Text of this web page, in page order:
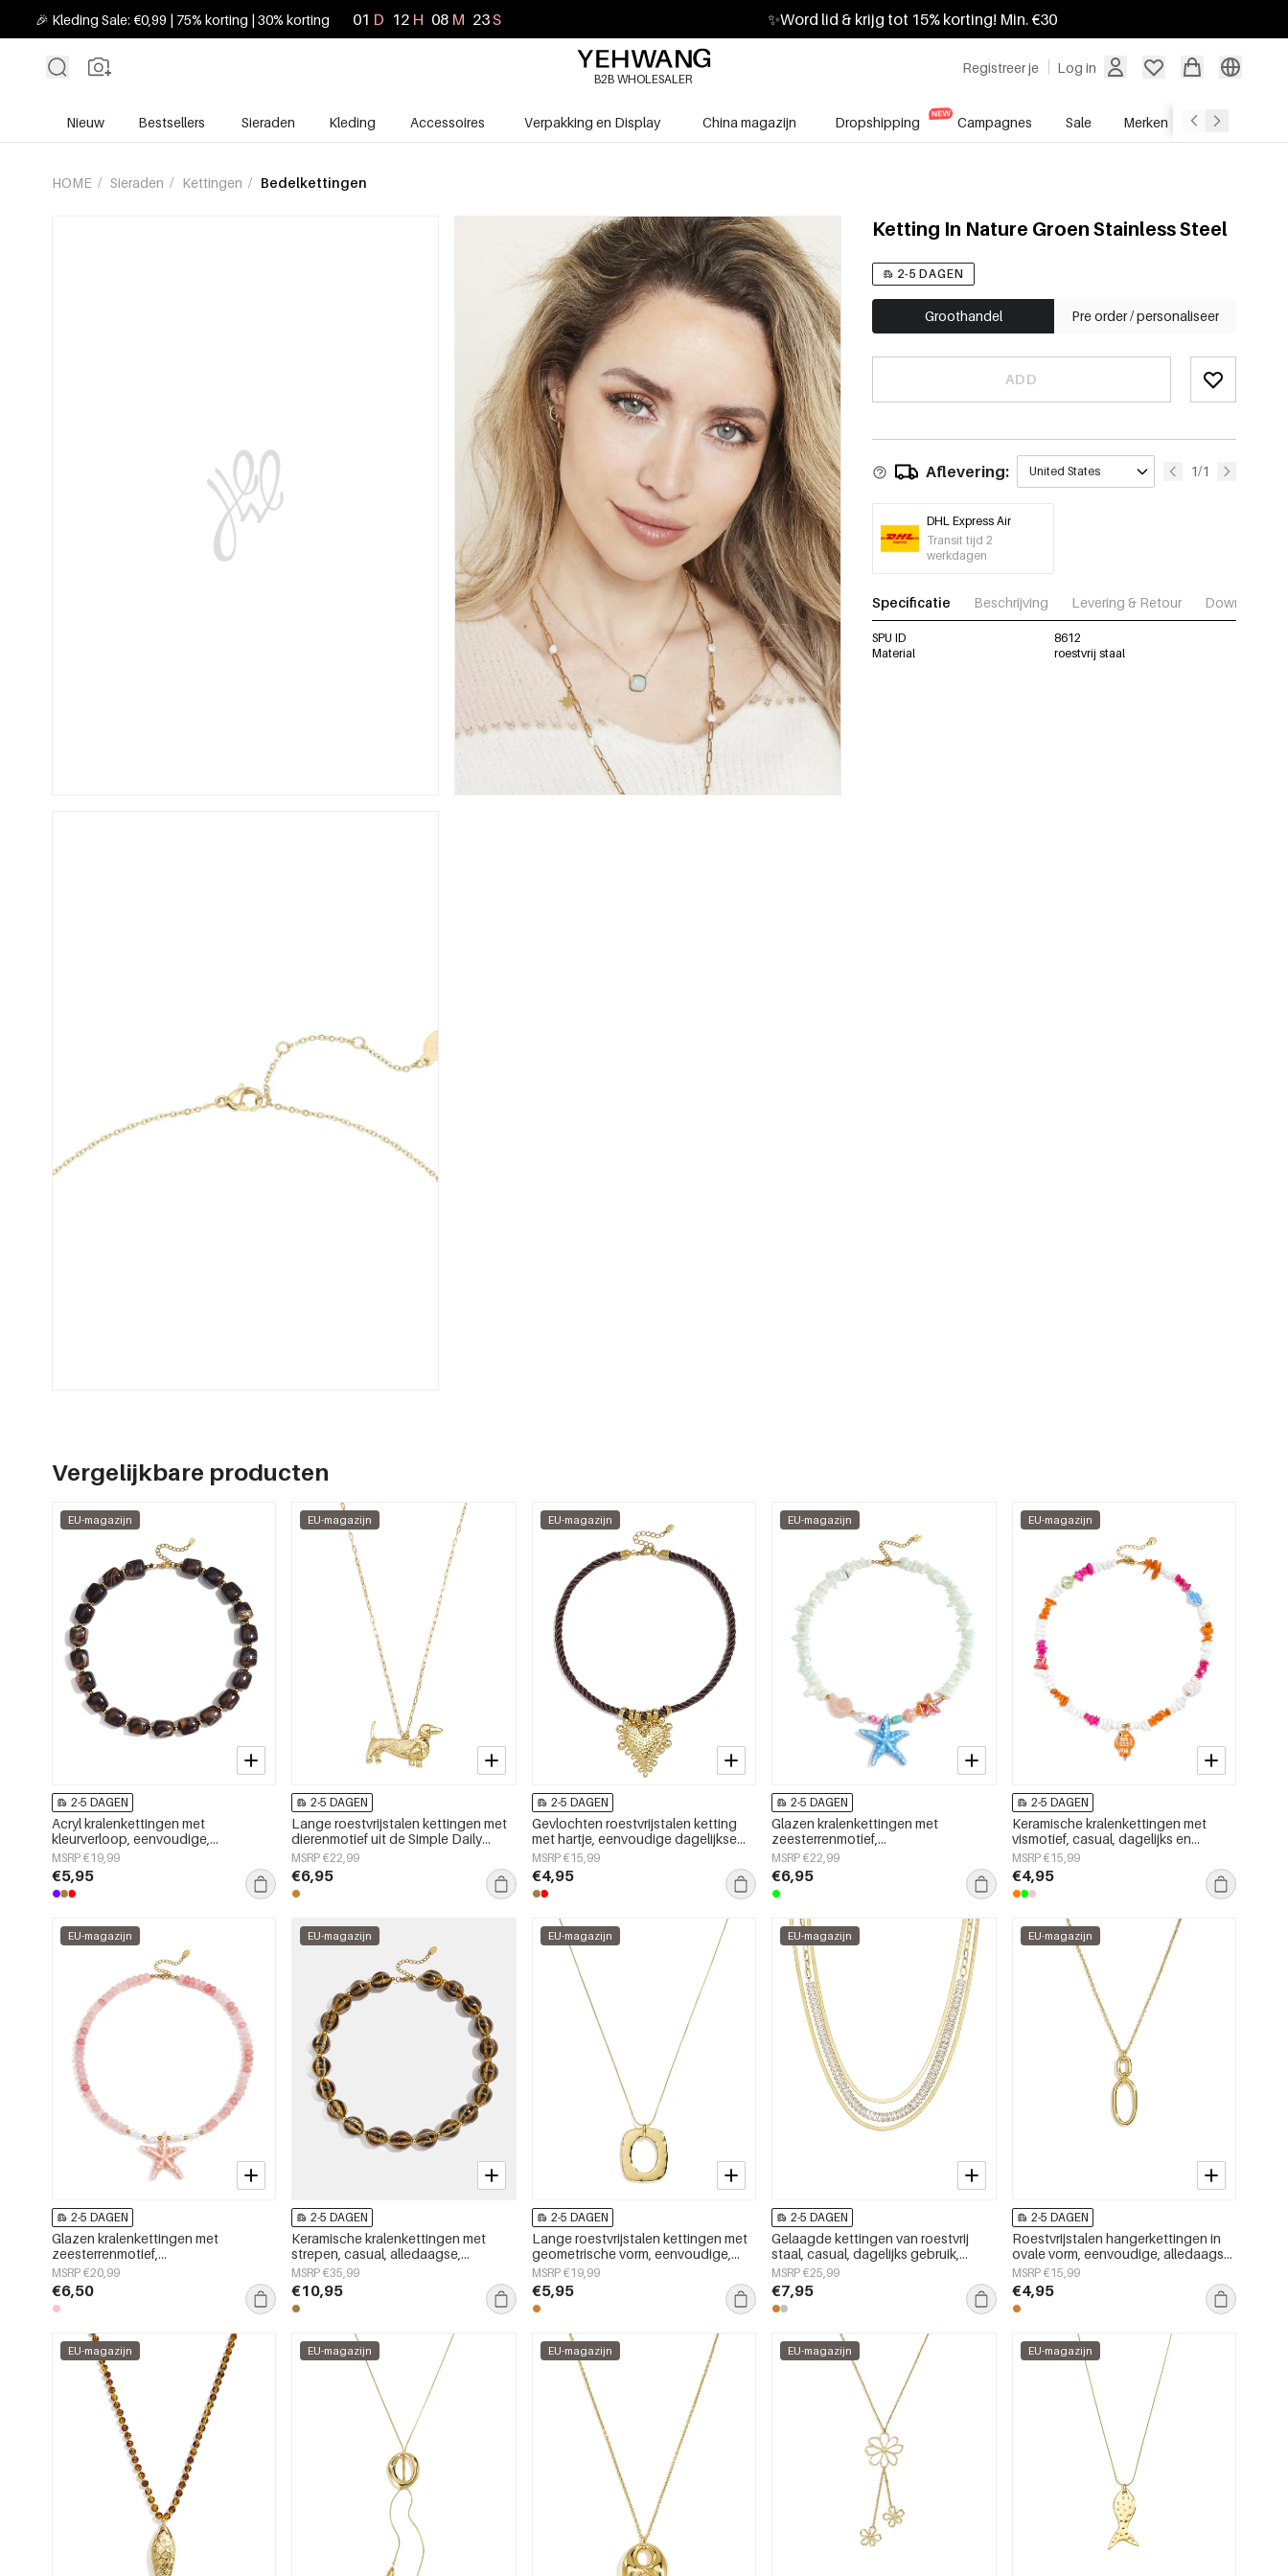
🎉 Kleding Sale: €0,99 | 75% korting | 30% korting 01 D 12 H 08 M 21S ✨Word lid & krijg tot 15% korting! Min. €30
Registreer je Log in
B2B WHOLESALER
Nieuw Bestsellers Sieraden Kleding Accessoires Verpakking en Display China magazijn Dropshipping Campagnes Sale Merken
HOME / Sieraden / Kettingen / Bedelkettingen
Ketting In Nature Groen Stainless Steel
2-5 DAGEN
Groothandel Pre order / personaliseer
ADD
Aflevering: United States 1/1
DHL Express Air
Transit tijd 2
werkdagen
Specificatie Beschrijving Levering & Retour Download
SPU ID
8612
Material
roestvrij staal
Vergelijkbare producten
EU-magazijn
2-5 DAGEN
Acryl kralenkettingen met
kleurverloop, eenvoudige,
alledaagse serie, dames sieraden
MSRP €19,99
€5,95
EU-magazijn
2-5 DAGEN
Lange roestvrijstalen kettingen met
dierenmotief uit de Simple Daily
Simple-serie voor dames.
MSRP €22,99
€6,95
EU-magazijn
2-5 DAGEN
Gevlochten roestvrijstalen ketting
met hartje, eenvoudige dagelijkse
serie, dames sieraden
MSRP €15,99
€4,95
EU-magazijn
2-5 DAGEN
Glazen kralenkettingen met
zeesterrenmotief,
vakantie-/strandthema, romantische
serie voor dames.
MSRP €22,99
€6,95
EU-magazijn
2-5 DAGEN
Keramische kralenkettingen met
vismotief, casual, dagelijks en
romantisch, damessieraden
MSRP €15,99
€4,95
EU-magazijn
2-5 DAGEN
Glazen kralenkettingen met
zeesterrenmotief,
vakantie-/strandthema, romantische
serie voor dames.
MSRP €20,99
€6,50
EU-magazijn
2-5 DAGEN
Keramische kralenkettingen met
strepen, casual, alledaagse,
eenvoudige serie, damessieraden
MSRP €35,99
€10,95
EU-magazijn
2-5 DAGEN
Lange roestvrijstalen kettingen met
geometrische vorm, eenvoudige,
alledaagse serie, dames sieraden
MSRP €19,99
€5,95
EU-magazijn
2-5 DAGEN
Gelaagde kettingen van roestvrij
staal, casual, dagelijks gebruik,
eenvoudige serie, damessieraden
MSRP €25,99
€7,95
EU-magazijn
2-5 DAGEN
Roestvrijstalen hangerkettingen in
ovale vorm, eenvoudige, alledaagse
serie, damessieraden
MSRP €15,99
€4,95
EU-magazijn EU-magazijn EU-magazijn EU-magazijn EU-magazijn